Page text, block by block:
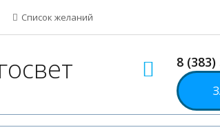
Список желаний
8